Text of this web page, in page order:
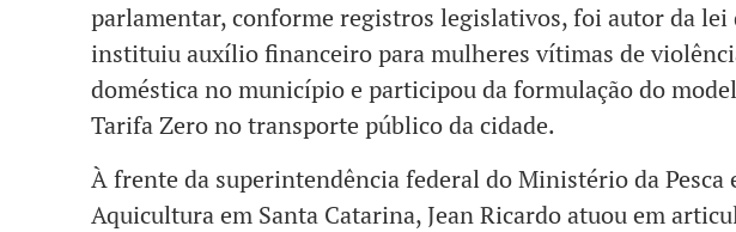
parlamentar, conforme registros legislativos, foi autor da lei
instituiu auxílio financeiro para mulheres vítimas de
doméstica no município e participou da formulação do
Tarifa Zero no transporte público da cidade.
À frente da superintendência federal do Ministério da Pesca
Aquicultura em Santa Catarina, Jean Ricardo atuou em